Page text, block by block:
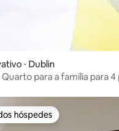
⋅ Dublin
para a família para 4
hóspedes
hóspedes